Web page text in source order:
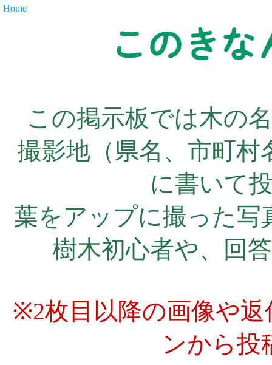
Home
この掲示板では木の
撮影地（県名、市町村
に書いて
葉をアップに撮った写
樹木初心者や、回
※2枚目以降の画像や
ンから投